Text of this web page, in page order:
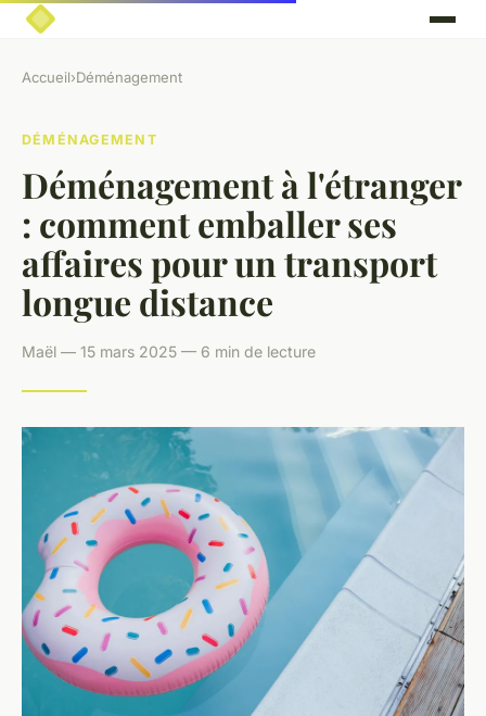
Accueil›Déménagement
DÉMÉNAGEMENT
Déménagement à l'étranger
: comment emballer ses
affaires pour un transport
longue distance
Maël — 15 mars 2025 — 6 min de lecture